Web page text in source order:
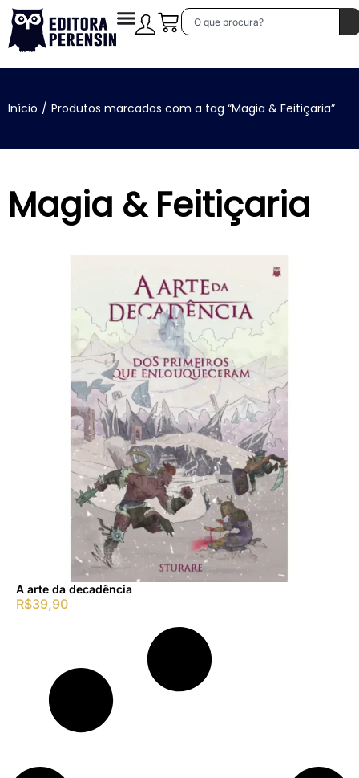
Início / Produtos marcados com a tag “Magia & Feitiçaria”
Magia & Feitiçaria
A arte da decadência
R$39,90